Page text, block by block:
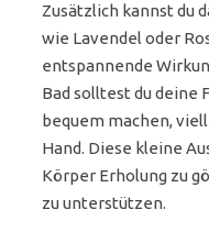
Zusätzlich kannst du
wie Lavendel oder
entspannende
Bad solltest du deine
bequem machen,
Hand. Diese kleine
Körper Erholung zu
zu unterstützen.